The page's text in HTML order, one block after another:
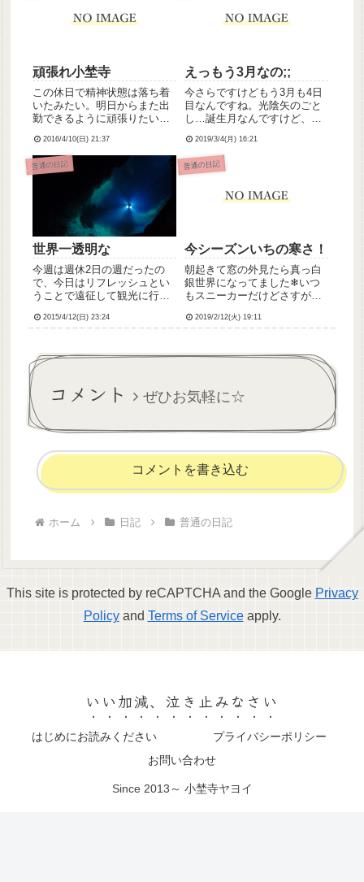
練氏とは、仕事の...
頑張れ小埜寺
この休日で精神状態は落ち着
いたみたい。明日からまた出
勤できるように頑張りたい
送りできるように働かなきゃ
だし、寝たきり部屋のかわい
いおばあちゃんたちにも会い
たいな。私は私、“彼女”は彼
女。ベテランナースはベテラ
2016/4/10(日) 21:37
えっもう3月なの;;
今さらですけどもう3月も4日
目なんですね。光陰矢のごと
し…誕生月なんですけど、そ
てはならなくなってしまいま
した、、20代、あっという間
だったーー泣わたしこのさき
向きにいきたいけど、不安が
2019/3/4(月) 16:21
普通の日記
世界一透明な
今週は週休2日の週だったの
で、今日はリフレッシュとい
うことで遠征して観光に行っ
のひとつ、龍泉洞(PCサイト)
行きたいっっ！と便乗させて
いただいちゃいました。最近
2015/4/12(日) 23:24
普通の日記
今シーズンいちの寒さ！
朝起きて窓の外見たら真っ白
銀世界になってました❄いつ
もスニーカーだけどさすがに
は今シーズンで1番寒かった気
温がマイナスの地域もあるみ
2019/2/12(火) 19:11
コメント ぜひお気軽に☆
コメントを書き込む
ホーム 日記 普通の日記
This site is protected by reCAPTCHA and the Google Privacy
Policyand Terms of Serviceapply.
いい加減、泣き止みなさい
はじめにお読みください
プライバシーポリシー
お問い合わせ
Since 2013～ 小埜寺ヤヨイ